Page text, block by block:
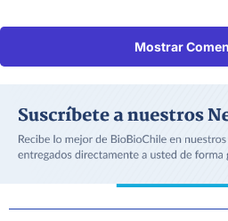
Mostrar